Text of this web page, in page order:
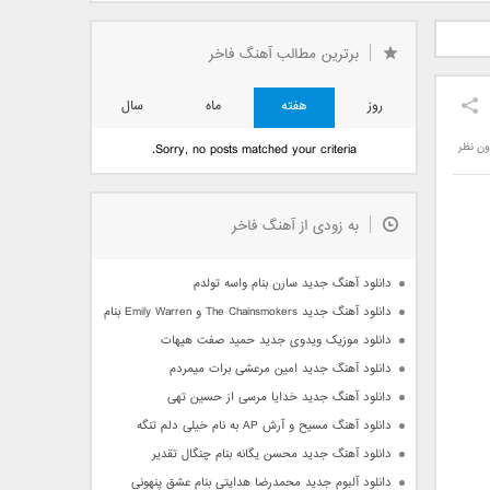
فرزاد
بانی بنام قرص قمر 2
یاسینی بنام دورترین نزدیک
نظر
برترین مطالب آهنگ فاخر
روز هفته ماه
سال
Sorry, no posts matched your criteria.
به زودی از آهنگ فاخر
دانلود آهنگ جدید سارن بنام واسه تولدم
دانلود آهنگ جدید The Chainsmokers و Emily Warren بنام Side Effects
دانلود موزیک ویدوی جدید حمید صفت هیهات
دانلود آهنگ جدید امین مرعشی برات میمردم
دانلود آهنگ جدید خدایا مرسی از حسین تهی
دانلود آهنگ مسیح و آرش AP به نام خیلی دلم تنگه
دانلود آهنگ جدید محسن یگانه بنام چنگال تقدیر
دانلود آلبوم جدید محمدرضا هدایتی بنام عشق پنهونی